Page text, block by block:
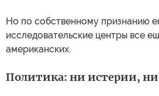
Но по собственному признанию
исследовательские центры все
американских.
Политика: ни истерии, ни